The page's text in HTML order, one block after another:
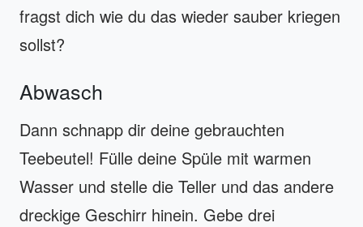
fragst dich wie du das wieder sauber kriegen
sollst?
Abwasch
Dann schnapp dir deine gebrauchten
Teebeutel! Fülle deine Spüle mit warmen
Wasser und stelle die Teller und das andere
dreckige Geschirr hinein. Gebe drei